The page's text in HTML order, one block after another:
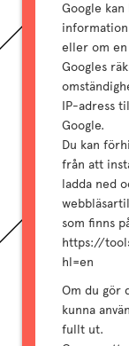
Google
eller om
Googles
IP-adress
Google.
Du kan
från att
ladda ned
som finns
https://
hl=en
Om du gör
kunna
fullt ut.